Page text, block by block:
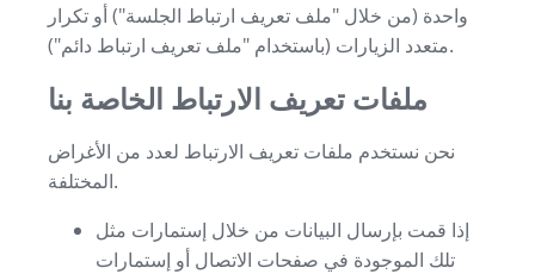
واحدة (من خلال "ملف تعريف ارتباط الجلسة") أو تكرار
متعدد الزيارات (باستخدام "ملف تعريف ارتباط دائم").
ملفات تعريف الارتباط الخاصة بنا
نحن نستخدم ملفات تعريف الارتباط لعدد من الأغراض
المختلفة.
إذا قمت بإرسال البيانات من خلال إستمارات مثل
تلك الموجودة في صفحات الاتصال أو إستمارات